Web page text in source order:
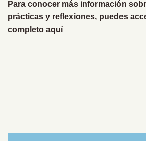
Para conocer más información
prácticas y reflexiones, puedes
completo aquí